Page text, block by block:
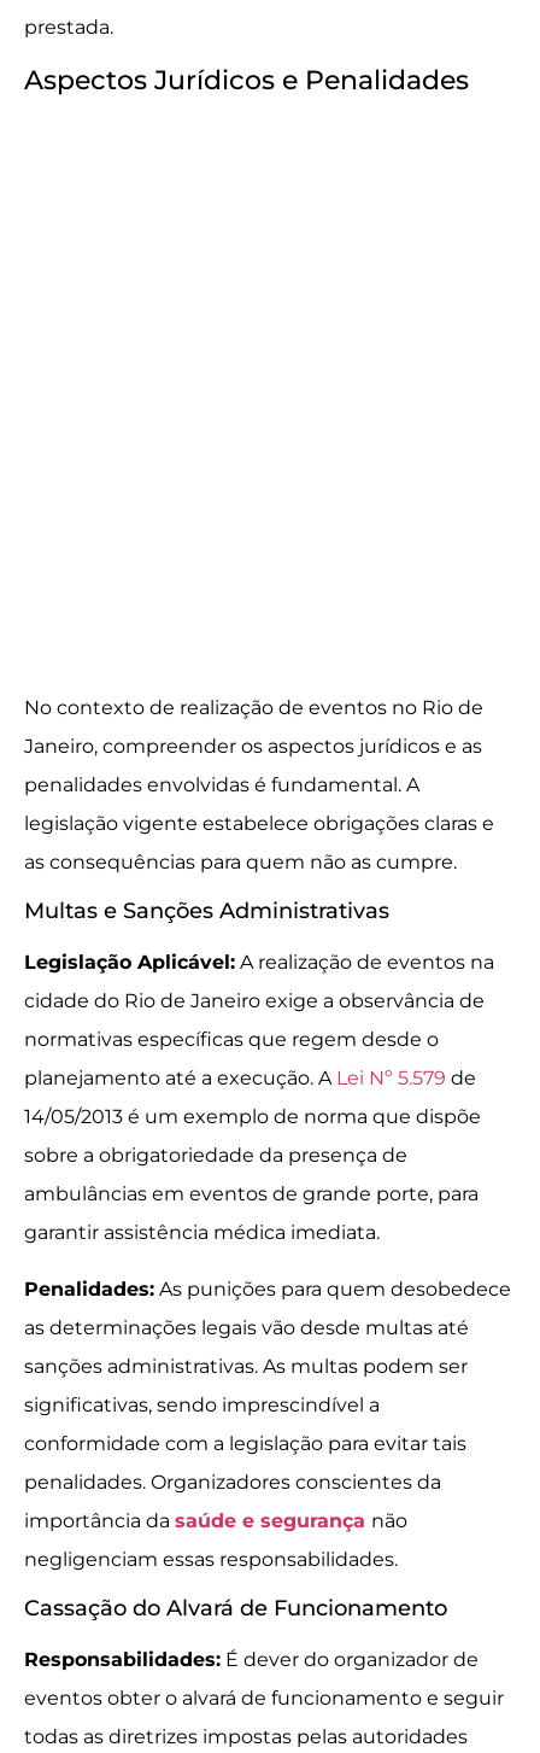
prestada.
Aspectos Jurídicos e Penalidades
No contexto de realização de eventos no Rio de
Janeiro, compreender os aspectos jurídicos e as
penalidades envolvidas é fundamental. A
legislação vigente estabelece obrigações claras e
as consequências para quem não as cumpre.
Multas e Sanções Administrativas
Legislação Aplicável: A realização de eventos na
cidade do Rio de Janeiro exige a observância de
normativas específicas que regem desde o
planejamento até a execução. A Lei Nº 5.579 de
14/05/2013 é um exemplo de norma que dispõe
sobre a obrigatoriedade da presença de
ambulâncias em eventos de grande porte, para
garantir assistência médica imediata.
Penalidades: As punições para quem desobedece
as determinações legais vão desde multas até
sanções administrativas. As multas podem ser
significativas, sendo imprescindível a
conformidade com a legislação para evitar tais
penalidades. Organizadores conscientes da
importância da saúde e segurança não
negligenciam essas responsabilidades.
Cassação do Alvará de Funcionamento
Responsabilidades: É dever do organizador de
eventos obter o alvará de funcionamento e seguir
todas as diretrizes impostas pelas autoridades